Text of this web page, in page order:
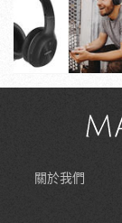
關於我們